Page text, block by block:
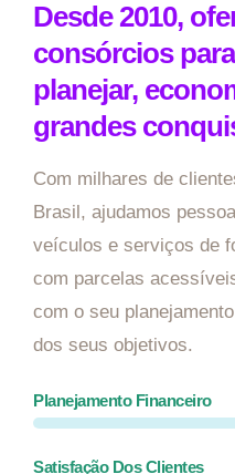
Desde 2010,
consórcios
planejar,
grandes
Com milhares de
Brasil, ajudamos
veículos e serviços de
com parcelas
com o seu
dos seus objetivos.
Planejamento Financeiro
Satisfação Dos Clientes